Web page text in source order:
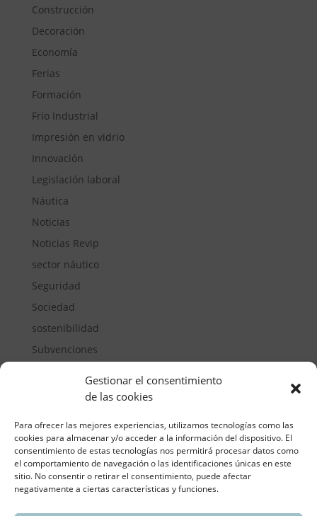
Gestionar el consentimiento
de las cookies
Para ofrecer las mejores experiencias, utilizamos tecnologías como las
cookies para almacenar y/o acceder a la información del dispositivo. El
consentimiento de estas tecnologías nos permitirá procesar datos como
el comportamiento de navegación o las identificaciones únicas en este
sitio. No consentir o retirar el consentimiento, puede afectar
negativamente a ciertas características y funciones.
Construcción
Decoración
Economía
Ferias
Formación
Frío Industrial
Impresión en vidrio
Innovación
Legislación laboral
Náutica
Noticias
Noticias Revip
sector náutico
Seguridad
Sociedad
sostenibilidad
Subvenciones